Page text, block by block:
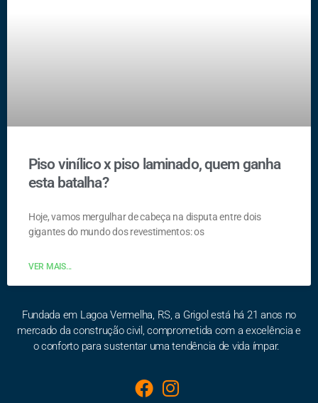
Piso vinílico x piso laminado, quem ganha
esta batalha?
Hoje, vamos mergulhar de cabeça na disputa entre dois
gigantes do mundo dos revestimentos: os
VER MAIS...
Fundada em Lagoa Vermelha, RS, a Grigol está há 21 anos no
mercado da construção civil, comprometida com a excelência e
o conforto para sustentar uma tendência de vida ímpar.